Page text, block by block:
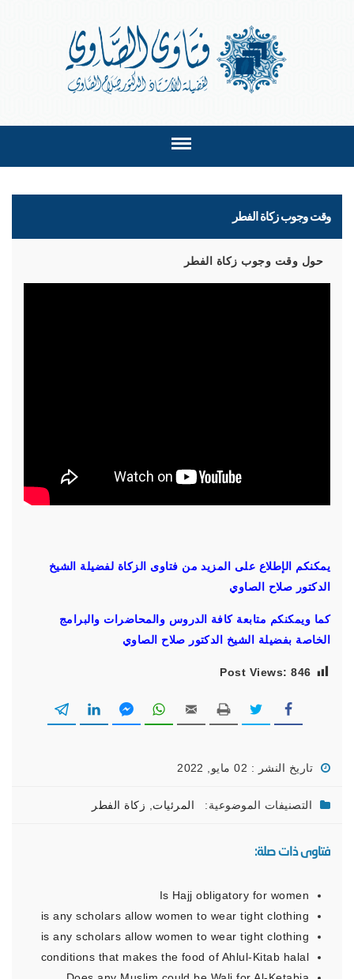
وقت وجوب زكاة الفطر
حول وقت وجوب زكاة الفطر
يمكنكم الإطلاع على المزيد من فتاوى الزكاة لفضيلة الشيخ
الدكتور صلاح الصاوي
كما ويمكنكم متابعة كافة الدروس والمحاضرات والبرامج
الخاصة بفضيلة الشيخ الدكتور صلاح الصاوي
Post Views: 846
تاريخ النشر : 02 مايو, 2022
التصنيفات الموضوعية: المرئيات زكاة الفطر
فتاوى ذات صلة:
Is Hajj obligatory for women
is any scholars allow women to wear tight clothing
is any scholars allow women to wear tight clothing
conditions that makes the food of Ahlul-Kitab halal